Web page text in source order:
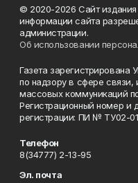
© 2020-2026 Сайт
информации сайта
администрации.
Об использовании
Газета
по надзору в сфере связи,
массовых коммуникаций
Регистрационный номер и
регистрации: ПИ № ТУ02-
Телефон
8(34777) 2-13-95
Эл. почта